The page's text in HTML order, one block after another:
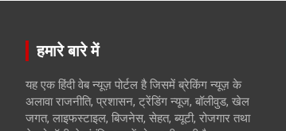
हमारे बारे में
यह एक हिंदी वेब न्यूज़ पोर्टल है जिसमें ब्रेकिंग न्यूज़ के
अलावा राजनीति, प्रशासन, ट्रेंडिंग न्यूज, बॉलीवुड, खेल
जगत, लाइफस्टाइल, बिजनेस, सेहत, ब्यूटी, रोजगार तथा